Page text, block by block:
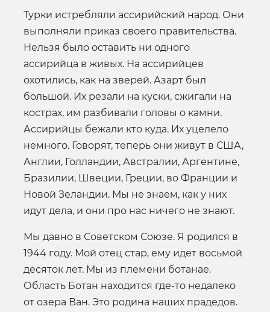
Турки истребляли ассирийский народ. Они
выполняли приказ своего правительства.
Нельзя было оставить ни одного
ассирийца в живых. На ассирийцев
охотились, как на зверей. Азарт был
большой. Их резали на куски, сжигали на
кострах, им разбивали головы о камни.
Ассирийцы бежали кто куда. Их уцелело
немного. Говорят, теперь они живут в США,
Англии, Голландии, Австралии, Аргентине,
Бразилии, Швеции, Греции, во Франции и
Новой Зеландии. Мы не знаем, как у них
идут дела, и они про нас ничего не знают.
Мы давно в Советском Союзе. Я родился в
1944 году. Мой отец стар, ему идет восьмой
десяток лет. Мы из племени ботанае.
Область Ботан находится где-то недалеко
от озера Ван. Это родина наших прадедов.